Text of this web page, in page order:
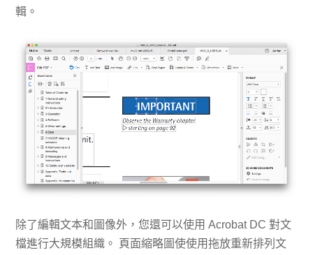
輯。
除了編輯文本和圖像外，您還可以使用 Acrobat DC 對文
檔進行大規模組織。 頁面縮略圖使使用拖放重新排列文